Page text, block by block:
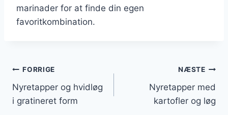
marinader for at finde din egen
favoritkombination.
Indlægsnavigation
FORRIGE
Nyretapper og hvidløg
i gratineret form
NÆSTE
Nyretapper med
kartofler og løg